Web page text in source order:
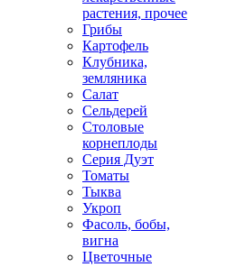
растения, прочее
Грибы
Картофель
Клубника,
земляника
Салат
Сельдерей
Столовые
корнеплоды
Серия Дуэт
Томаты
Тыква
Укроп
Фасоль, бобы,
вигна
Цветочные